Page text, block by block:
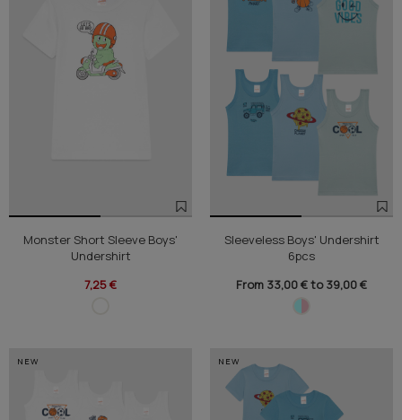
Monster Short Sleeve Boys'
Undershirt
7,25 €
Sleeveless Boys' Undershirt
6pcs
From 33,00 € to 39,00 €
NEW NEW